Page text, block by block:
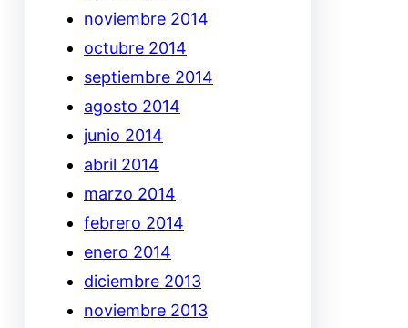
noviembre 2014
octubre 2014
septiembre 2014
agosto 2014
junio 2014
abril 2014
marzo 2014
febrero 2014
enero 2014
diciembre 2013
noviembre 2013